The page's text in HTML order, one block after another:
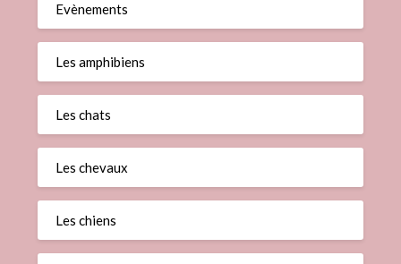
Evènements
Les amphibiens
Les chats
Les chevaux
Les chiens